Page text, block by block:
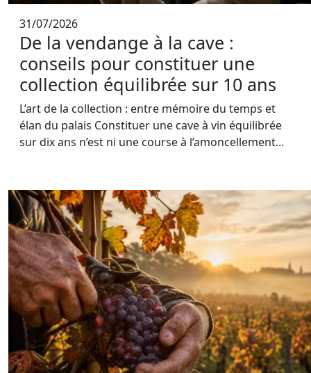
31/07/2026
De la vendange à la cave :
conseils pour constituer une
collection équilibrée sur 10 ans
L’art de la collection : entre mémoire du temps et
élan du palais Constituer une cave à vin équilibrée
sur dix ans n’est ni une course à l’amoncellement...